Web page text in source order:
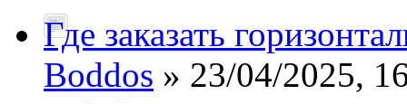
Где заказать
Boddos » 23/04/2025,